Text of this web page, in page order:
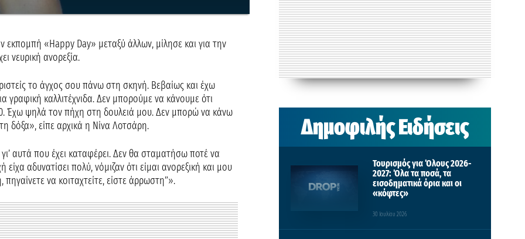
εκπομπή «Happy Day» μεταξύ άλλων, μίλησε και για την
νευρική ανορεξία.
το άγχος σου πάνω στη σκηνή. Βεβαίως και έχω
γραφική καλλιτέχνιδα. Δεν μπορούμε να κάνουμε ότι
Έχω ψηλά τον πήχη στη δουλειά μου. Δεν μπορώ να κάνω
δόξα», είπε αρχικά η Νίνα Λοτσάρη.
αυτά που έχει καταφέρει. Δεν θα σταματήσω ποτέ να
αδυνατίσει πολύ, νόμιζαν ότι είμαι ανορεξική και μου
να κοιταχτείτε, είστε άρρωστη”».
Δημοφιλής Ειδήσεις
Τουρισμός για Όλους 2026-
2027: Όλα τα ποσά, τα
εισοδηματικά όρια και οι
«κόφτες»
30 Ιουλίου 2026